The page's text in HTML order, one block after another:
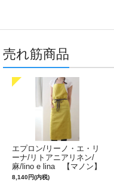
売れ筋商品
エプロン/リーノ・エ・リ
ーナ/リトアニアリネン/
麻/lino e lina 【マノン】
ミモザ
8,140円(内税)